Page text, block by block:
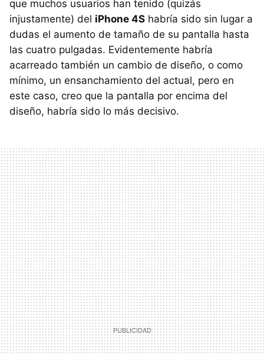
que muchos usuarios han tenido (quizás
injustamente) del iPhone 4S habría sido sin lugar a
dudas el aumento de tamaño de su pantalla hasta
las cuatro pulgadas. Evidentemente habría
acarreado también un cambio de diseño, o como
mínimo, un ensanchamiento del actual, pero en
este caso, creo que la pantalla por encima del
diseño, habría sido lo más decisivo.